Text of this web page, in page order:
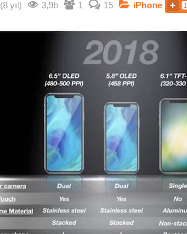
(8 yıl) 3,9b 1 15 iPhone